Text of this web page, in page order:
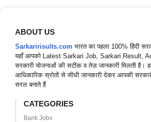
ABOUT US
Sarkaririsults.com भारत का पहला 100% हिंदी
यहाँ आपको Latest Sarkari Job, Sarkari Result,
सरकारी योजनाओं की सटीक व तेज़ जानकारी मिलती
आधिकारिक स्रोतों से सीधी जानकारी देकर आपकी
सरल बनाते हैं
CATEGORIES
Bank Jobs